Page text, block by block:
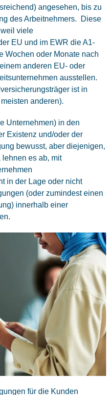
angesehen, bis zu
des Arbeitnehmers. Diese
viele
EU und im EWR die A1-
Wochen oder Monate nach
anderen EU- oder
ausstellen.
ist in
anderen).
Unternehmen) in den
Existenz und/oder der
bewusst, aber diejenigen,
es ab, mit
in der Lage oder nicht
(oder zumindest einen
innerhalb einer
für die Kunden